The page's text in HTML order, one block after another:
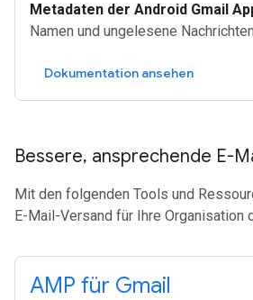
Metadaten der Android Gmail
Namen und ungelesene Nachrichten
Dokumentation ansehen
Bessere, ansprechende E-
Mit den folgenden Tools und
E-Mail-Versand für Ihre Organisation
AMP für Gmail